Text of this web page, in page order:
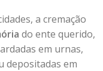
a cremação
do ente querido,
em urnas,
depositadas em